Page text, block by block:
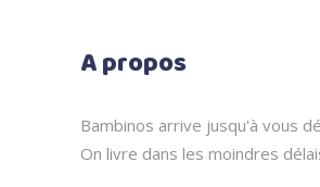
A propos
Bambinos arrive jusqu'à vous
On livre dans les moindres